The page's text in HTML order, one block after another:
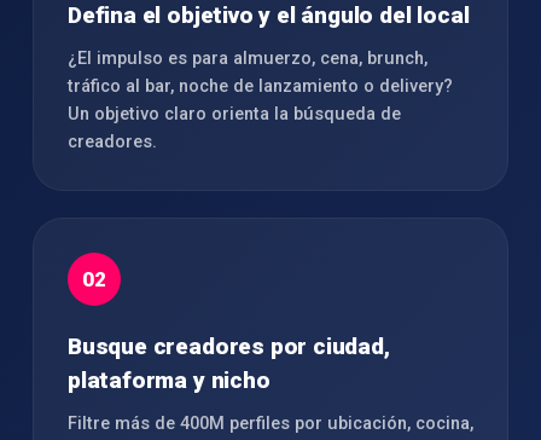
Defina el objetivo y el ángulo del local
¿El impulso es para almuerzo, cena, brunch,
tráfico al bar, noche de lanzamiento o delivery?
Un objetivo claro orienta la búsqueda de
creadores.
02
Busque creadores por ciudad,
plataforma y nicho
Filtre más de 400M perfiles por ubicación, cocina,